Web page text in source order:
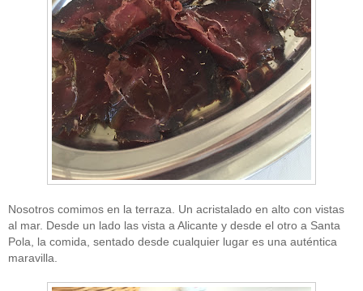
Nosotros comimos en la terraza. Un acristalado en alto con vistas
al mar. Desde un lado las vista a Alicante y desde el otro a Santa
Pola, la comida, sentado desde cualquier lugar es una auténtica
maravilla.